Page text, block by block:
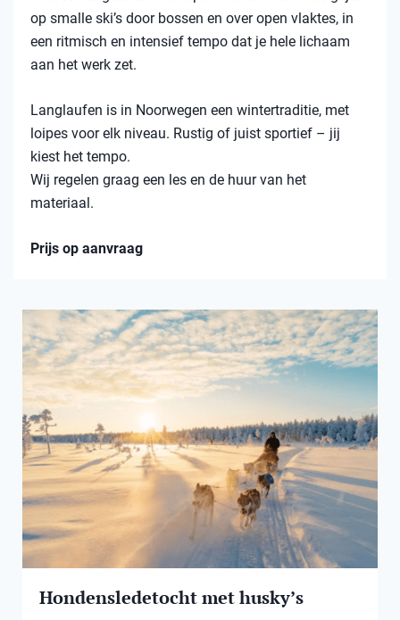
op smalle ski’s door bossen en over open vlaktes, in
een ritmisch en intensief tempo dat je hele lichaam
aan het werk zet.
Langlaufen is in Noorwegen een wintertraditie, met
loipes voor elk niveau. Rustig of juist sportief – jij
kiest het tempo.
Wij regelen graag een les en de huur van het
materiaal.
Prijs op aanvraag
Hondensledetocht met husky’s